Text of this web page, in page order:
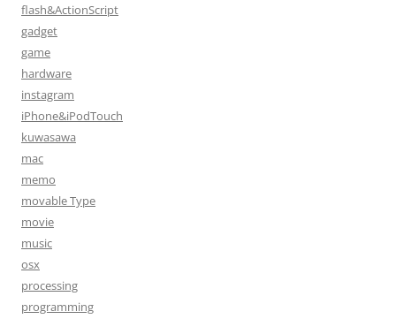
flash&ActionScript
gadget
game
hardware
instagram
iPhone&iPodTouch
kuwasawa
mac
memo
movable Type
movie
music
osx
processing
programming